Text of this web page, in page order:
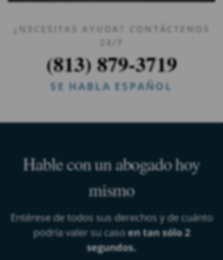
¿NECESITAS AYUDA? CONTÁCTENOS
24/7
(813) 879-3719
SE HABLA ESPAÑOL
Hable con un abogado hoy
mismo
Entérese de todos sus derechos y de cuánto
podría valer su casoen tan sólo 2
segundos.